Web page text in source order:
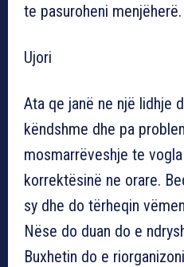
te pasuroheni menjëherë.
Ujori
Ata qe janë ne një lidhje
këndshme dhe pa
mosmarrëveshje te
korrektësinë ne orare.
sy dhe do tërheqin
Nëse do duan do e
Buxhetin do e